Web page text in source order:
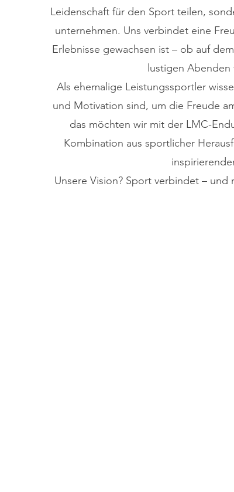
Leidenschaft für den Sport teilen,
unternehmen. Uns verbindet eine
Erlebnisse gewachsen ist – ob auf
lustigen
Als ehemalige Leistungssportler
und Motivation sind, um die Freude
das möchten wir mit der LMC-
Kombination aus sportlicher
Unsere Vision? Sport verbindet –